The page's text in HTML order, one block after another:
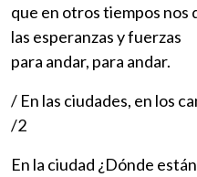
que en otros tiempos nos
las esperanzas y fuerzas
para andar, para andar.
/ En las ciudades, en los
/2
En la ciudad ¿Dónde